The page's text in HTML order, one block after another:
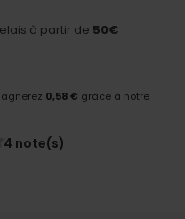
à partir de 50€
0,58 € grâce à notre
4 note(s)